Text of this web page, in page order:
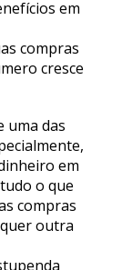
em
compras
cresce
uma das
em
o que
compras
outra